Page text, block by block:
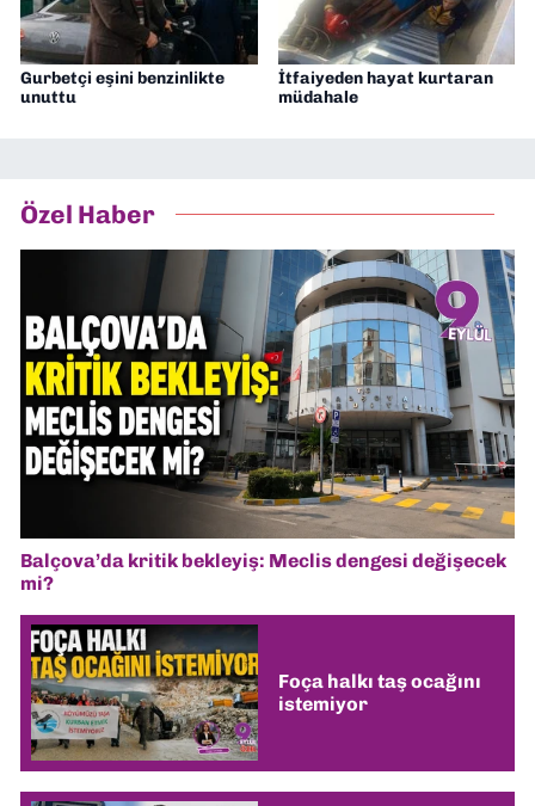
Gurbetçi eşini benzinlikte
unuttu
İtfaiyeden hayat kurtaran
müdahale
Özel Haber
Balçova’da kritik bekleyiş: Meclis dengesi değişecek
mi?
Foça halkı taş ocağını
istemiyor